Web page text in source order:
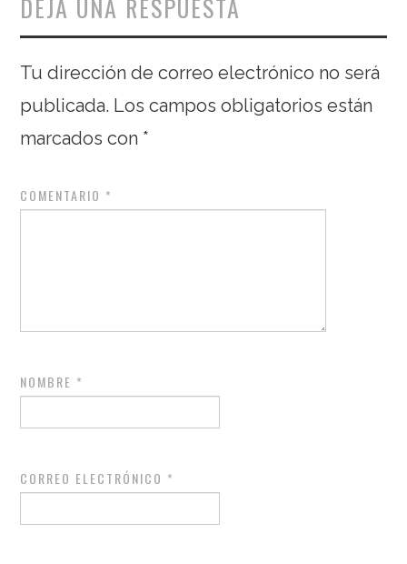
DEJA UNA RESPUESTA
Tu dirección de correo electrónico no será
publicada. Los campos obligatorios están
marcados con *
COMENTARIO *
NOMBRE *
CORREO ELECTRÓNICO *